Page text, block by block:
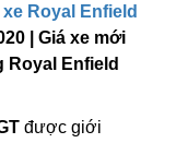
xe Royal Enfield
| Giá xe mới
Royal Enfield
được giới